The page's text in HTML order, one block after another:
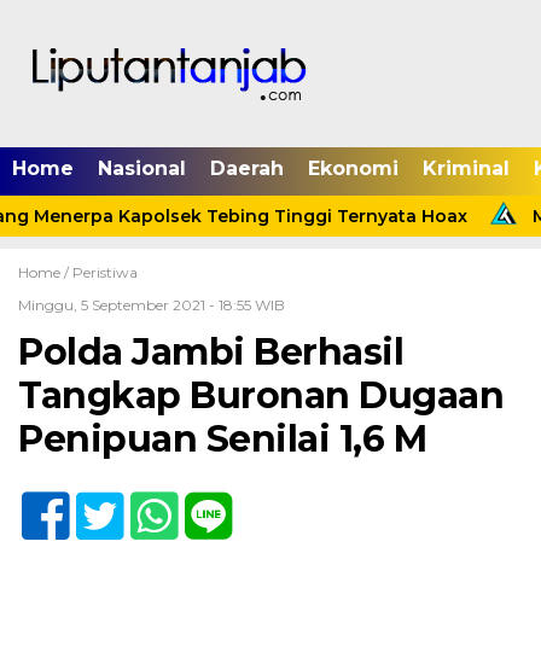
Home Nasional Daerah Ekonomi Kriminal
Menerpa Kapolsek Tebing Tinggi Ternyata Hoax
Home / Peristiwa
Minggu, 5 September 2021 - 18:55 WIB
Polda Jambi Berhasil
Tangkap Buronan Dugaan
Penipuan Senilai 1,6 M